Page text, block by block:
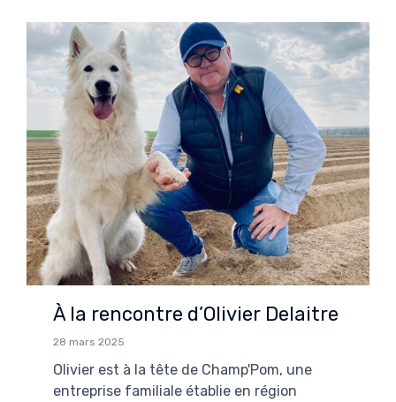
À la rencontre d’Olivier Delaitre
28 mars 2025
Olivier est à la tête de Champ'Pom, une
entreprise familiale établie en région